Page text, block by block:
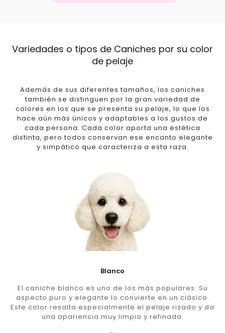
Variedades o tipos de Caniches por su color
de pelaje
Además de sus diferentes tamaños, los caniches
también se distinguen por la gran variedad de
colores en los que se presenta su pelaje, lo que los
hace aún más únicos y adaptables a los gustos de
cada persona. Cada color aporta una estética
distinta, pero todos conservan ese encanto elegante
y simpático que caracteriza a esta raza.
Blanco
El caniche blanco es uno de los más populares. Su
aspecto puro y elegante lo convierte en un clásico.
Este color resalta especialmente el pelaje rizado y da
una apariencia muy limpia y refinada.